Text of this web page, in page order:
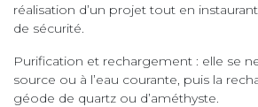
réalisation d’un projet tout en
de sécurité.
Purification et rechargement : elle se
source ou à l’eau courante, puis la
géode de quartz ou d’améthyste.